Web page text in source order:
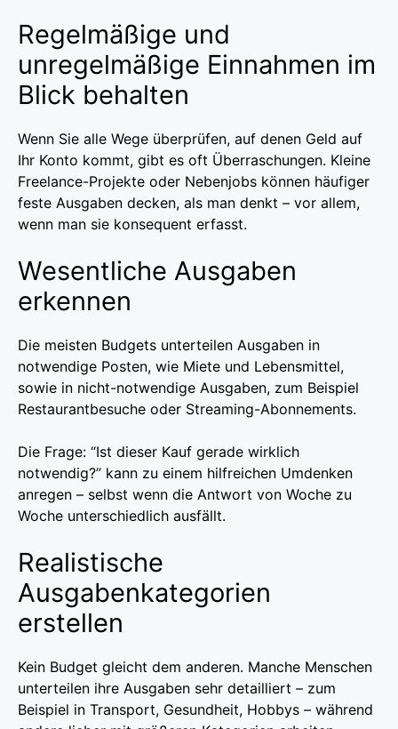
Regelmäßige und
unregelmäßige Einnahmen im
Blick behalten
Wenn Sie alle Wege überprüfen, auf denen Geld auf
Ihr Konto kommt, gibt es oft Überraschungen. Kleine
Freelance-Projekte oder Nebenjobs können häufiger
feste Ausgaben decken, als man denkt – vor allem,
wenn man sie konsequent erfasst.
Wesentliche Ausgaben
erkennen
Die meisten Budgets unterteilen Ausgaben in
notwendige Posten, wie Miete und Lebensmittel,
sowie in nicht-notwendige Ausgaben, zum Beispiel
Restaurantbesuche oder Streaming-Abonnements.
Die Frage: “Ist dieser Kauf gerade wirklich
notwendig?” kann zu einem hilfreichen Umdenken
anregen – selbst wenn die Antwort von Woche zu
Woche unterschiedlich ausfällt.
Realistische
Ausgabenkategorien
erstellen
Kein Budget gleicht dem anderen. Manche Menschen
unterteilen ihre Ausgaben sehr detailliert – zum
Beispiel in Transport, Gesundheit, Hobbys – während